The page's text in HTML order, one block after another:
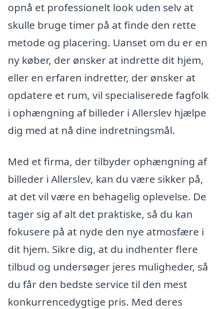
opnå et professionelt look uden selv at
skulle bruge timer på at finde den rette
metode og placering. Uanset om du er en
ny køber, der ønsker at indrette dit hjem,
eller en erfaren indretter, der ønsker at
opdatere et rum, vil specialiserede fagfolk
i ophængning af billeder i Allerslev hjælpe
dig med at nå dine indretningsmål.
Med et firma, der tilbyder ophængning af
billeder i Allerslev, kan du være sikker på,
at det vil være en behagelig oplevelse. De
tager sig af alt det praktiske, så du kan
fokusere på at nyde den nye atmosfære i
dit hjem. Sikre dig, at du indhenter flere
tilbud og undersøger jeres muligheder, så
du får den bedste service til den mest
konkurrencedygtige pris. Med deres